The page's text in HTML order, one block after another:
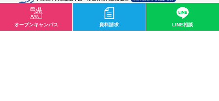
〒532-0003 大阪市淀川区宮原1-2-43
オープンキャンパス 資料請求 LINE相談